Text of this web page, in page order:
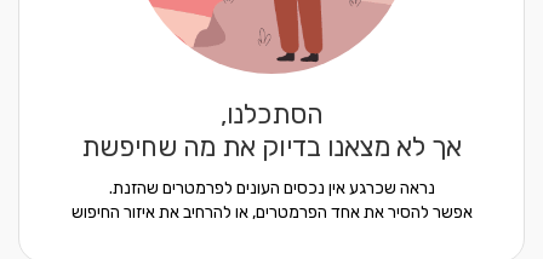
הסתכלנו,
אך לא מצאנו בדיוק את מה שחיפשת
נראה שכרגע אין נכסים העונים לפרמטרים שהזנת.
אפשר להסיר את אחד הפרמטרים, או להרחיב את איזור החיפוש